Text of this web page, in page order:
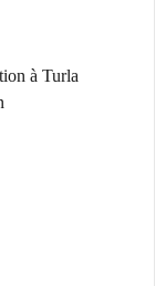
à Turla